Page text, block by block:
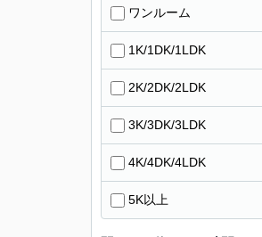
ワンルーム
1K/1DK/1LDK
2K/2DK/2LDK
3K/3DK/3LDK
4K/4DK/4LDK
5K以上